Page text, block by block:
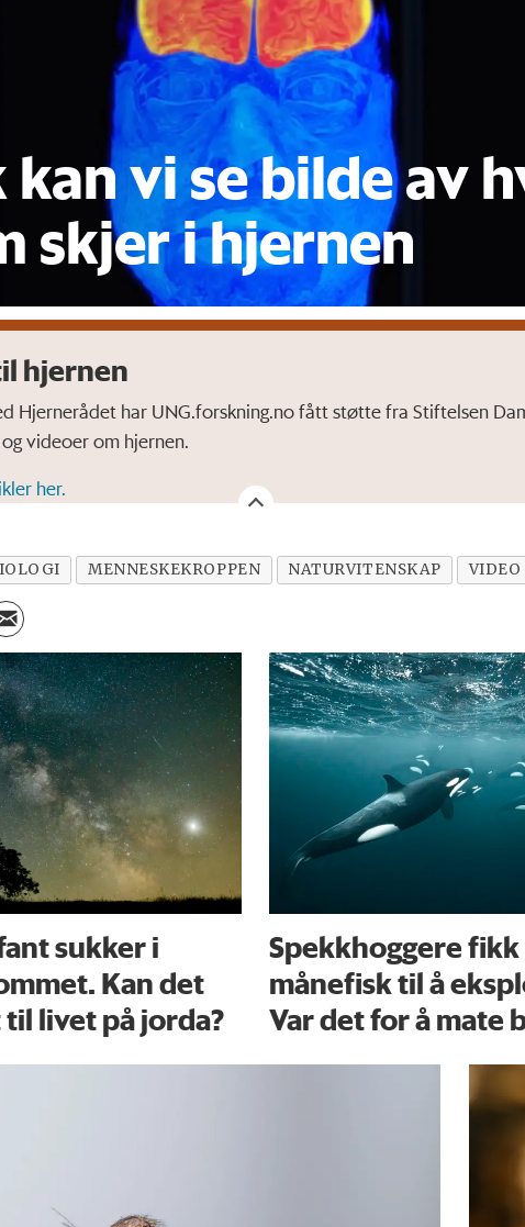
kan vi se bilde av
skjer i hjernen
hjernen
Hjernerådet har UNG.forskning.no fått støtte fra Stiftelsen
videoer om hjernen.
her.
MENNESKEKROPPEN NATURVITENSKAP VIDEO
sukker i
Kan det
livet på jorda?
Spekkhoggere fikk
månefisk til å
Var det for å mate